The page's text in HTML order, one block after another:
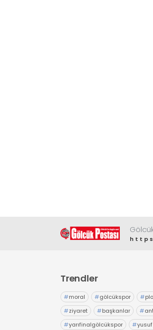
Trendler
#moral #gölcükspor #
#ziyaret #başkanlar #
#yarıfinalgölcükspor #